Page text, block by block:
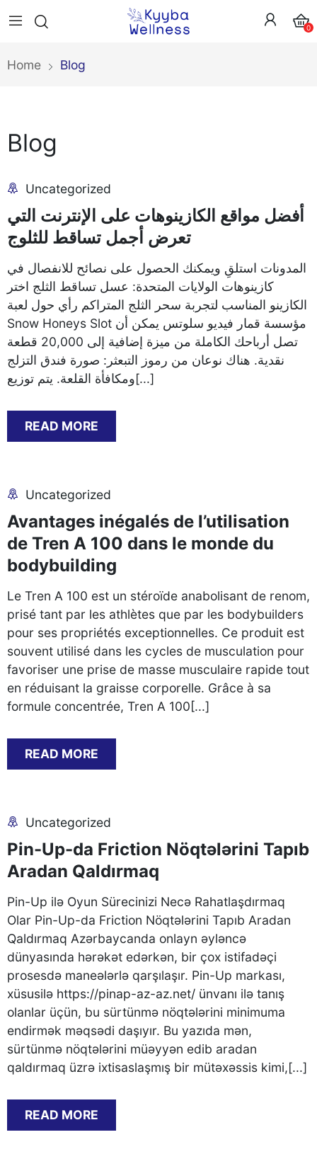
0
Home Blog
Blog
Uncategorized
أفضل مواقع الكازينوهات على الإنترنت التي
تعرض أجمل تساقط للثلوج
المدونات استلقِ ويمكنك الحصول على نصائح للانفصال في
كازينوهات الولايات المتحدة: عسل تساقط الثلج اختر
الكازينو المناسب لتجربة سحر الثلج المتراكم رأي حول لعبة
Snow Honeys Slot مؤسسة قمار فيديو سلوتس يمكن أن
تصل أرباحك الكاملة من ميزة إضافية إلى 20,000 قطعة
نقدية. هناك نوعان من رموز التبعثر: صورة فندق التزلج
ومكافأة القلعة. يتم توزيع[...]
READ MORE
Uncategorized
Avantages inégalés de l’utilisation
de Tren A 100 dans le monde du
bodybuilding
Le Tren A 100 est un stéroïde anabolisant de renom,
prisé tant par les athlètes que par les bodybuilders
pour ses propriétés exceptionnelles. Ce produit est
souvent utilisé dans les cycles de musculation pour
favoriser une prise de masse musculaire rapide tout
en réduisant la graisse corporelle. Grâce à sa
formule concentrée, Tren A 100[...]
READ MORE
Uncategorized
Pin-Up-da Friction Nöqtələrini Tapıb
Aradan Qaldırmaq
Pin-Up ilə Oyun Sürecinizi Necə Rahatlaşdırmaq
Olar Pin-Up-da Friction Nöqtələrini Tapıb Aradan
Qaldırmaq Azərbaycanda onlayn əyləncə
dünyasında hərəkət edərkən, bir çox istifadəçi
prosesdə maneələrlə qarşılaşır. Pin-Up markası,
xüsusilə https://pinap-az-az.net/ ünvanı ilə tanış
olanlar üçün, bu sürtünmə nöqtələrini minimuma
endirmək məqsədi daşıyır. Bu yazıda mən,
sürtünmə nöqtələrini müəyyən edib aradan
qaldırmaq üzrə ixtisaslaşmış bir mütəxəssis kimi,[...]
READ MORE